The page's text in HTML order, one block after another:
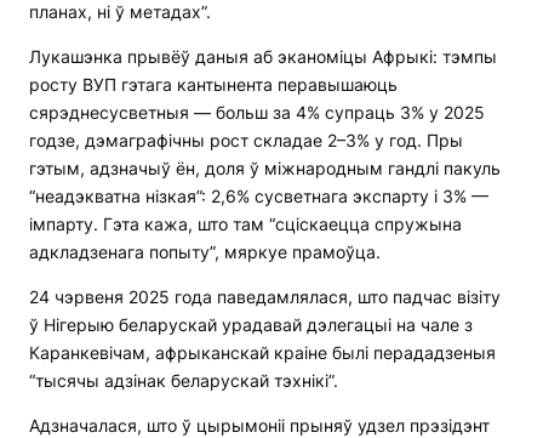
планах, ні ў метадах”.
Лукашэнка прывёў даныя аб эканоміцы Афрыкі: тэмпы
росту ВУП гэтага кантынента перавышаюць
сярэднесусветныя — больш за 4% супраць 3% у 2025
годзе, дэмаграфічны рост складае 2–3% у год. Пры
гэтым, адзначыў ён, доля ў міжнародным гандлі пакуль
“неадэкватна нізкая”: 2,6% сусветнага экспарту і 3% —
імпарту. Гэта кажа, што там “сціскаецца спружына
адкладзенага попыту”, мяркуе прамоўца.
24 чэрвеня 2025 года паведамлялася, што падчас візіту
ў Нігерыю беларускай урадавай дэлегацыі на чале з
Каранкевічам, афрыканскай краіне былі перададзеныя
“тысячы адзінак беларускай тэхнікі”.
Адзначалася, што ў цырымоніі прыняў удзел прэзідэнт